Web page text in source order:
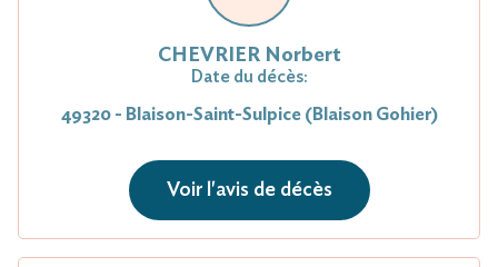
CHEVRIER Norbert
Date du décès:
49320 - Blaison-Saint-Sulpice (Blaison Gohier)
Voir l'avis de décès